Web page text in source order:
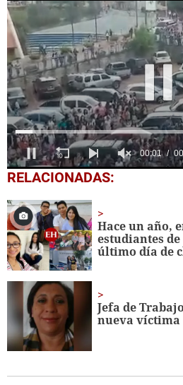
0
seconds
31
seconds
RELACIONADAS:
Hace un año,
estudiantes
último día de
Jefa de
nueva víctima